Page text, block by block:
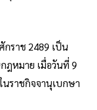
ราช 2489 เป็น
ฎหมาย เมื่อวันที่ 9
ราชกิจจานุเบกษา